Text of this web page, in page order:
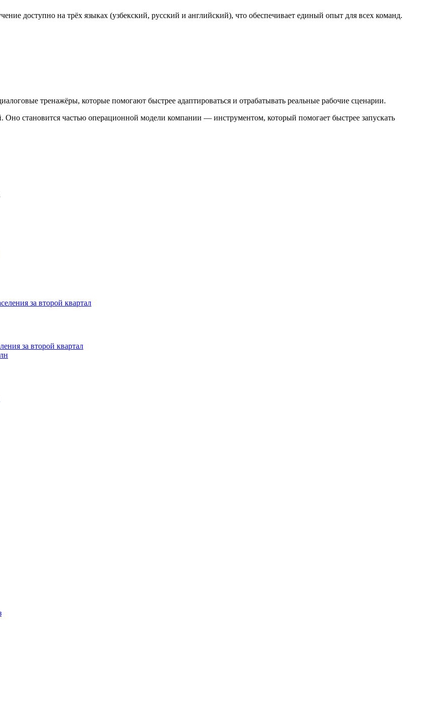
доступно на трёх языках (узбекский, русский и английский), что обеспечивает единый опыт для всех команд.
тренажёры, которые помогают быстрее адаптироваться и отрабатывать реальные рабочие сценарии.
становится частью операционной модели компании — инструментом, который помогает быстрее запускать
за второй квартал